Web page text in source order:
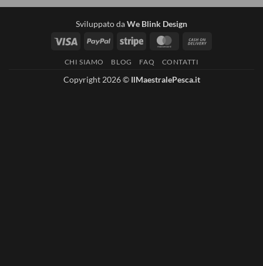
Sviluppato daWe Blink Design
Visa
PayPal Stripe MasterCard
CHI SIAMO BLOG FAQ CONTATTI
Copyright 2026 © IlMaestralePesca.it